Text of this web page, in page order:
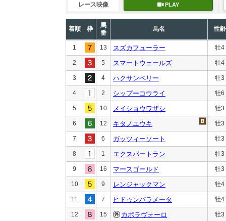
レース映像 PLAY
着順 枠
馬
番
馬名 性齢
1 13 スズカフューラー 牡4
2 5 スマートウェールズ 牡4
3 4 ハクサンペリー 牡3
4 2 シップーコウライ 牡6
5 10 メイショウワザシ 牡3
6 12 キタノユウキ 牡3
7 6 ガッツィーソート 牡3
8 1 エクスパートラン 牡3
9 16 マースゴールド 牡3
10 9 レンジャックマン 牡4
11 7 ヒドゥンパラメータ 牡4
12 15 カポラヴォーロ 牡3